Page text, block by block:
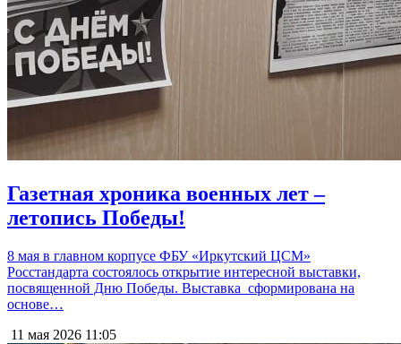
Газетная хроника военных лет –
летопись Победы!
8 мая в главном корпусе ФБУ «Иркутский ЦСМ»
Росстандарта состоялось открытие интересной выставки,
посвященной Дню Победы. Выставка сформирована на
основе…
11 мая 2026 11:05